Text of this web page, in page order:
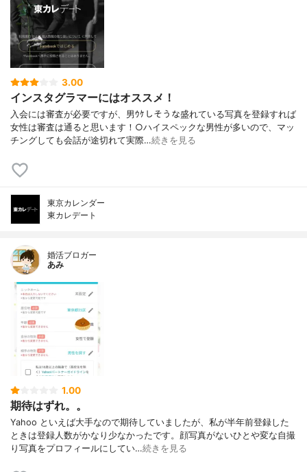
3.00
インスタグラマーにはオススメ！
入会には審査が必要ですが、男ｳｹしそうな盛れている写真を登録すれば
女性は審査は通ると思います！○ハイスペックな男性が多いので、マッ
チングしても会話が途切れて実際…続きを見る
東京カレンダー
東カレデート
婚活ブロガー
あみ
1.00
期待はずれ。。
Yahoo といえば大手なので期待していましたが、私が半年前登録した
ときは登録人数がかなり少なかったです。顔写真がないひとや変な自撮
り写真をプロフィールにしてい…続きを見る